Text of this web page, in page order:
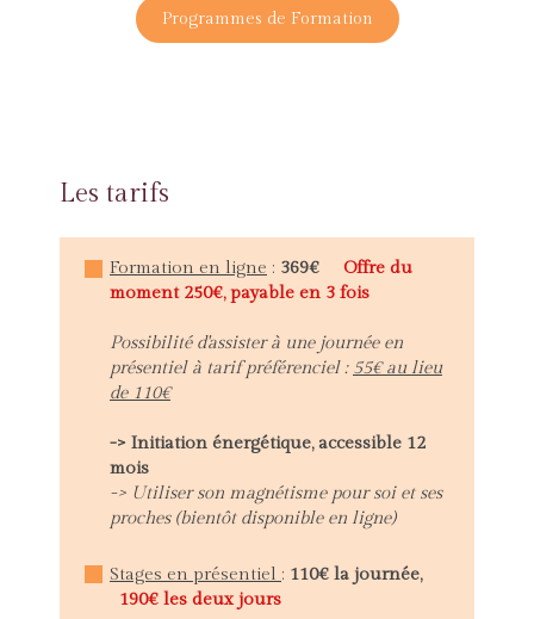
Programmes de Formation
Les tarifs
Formation en ligne : 369€
Offre du
moment 250€, payable en 3 fois
Possibilité d'assister à une journée en
présentiel à tarif préférenciel : 55€ au lieu
de 110€
-> Initiation énergétique, accessible 12
mois
-> Utiliser son magnétisme pour soi et ses
proches (bientôt disponible en ligne)
Stages en présentiel : 110€ la journée,
190€ les deux jours